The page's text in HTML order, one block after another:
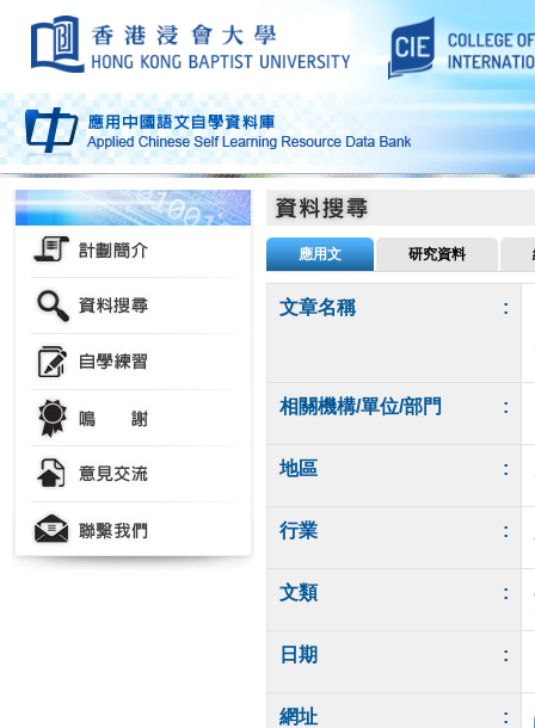
應用文 研究資料
文章名稱 :
相關機構/單位/部門 :
地區 :
行業 :
文類 :
日期 :
網址 :